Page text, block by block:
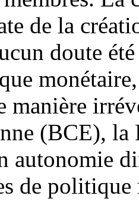
de la
doute
manière
(BCE), la
autonomie
de politique